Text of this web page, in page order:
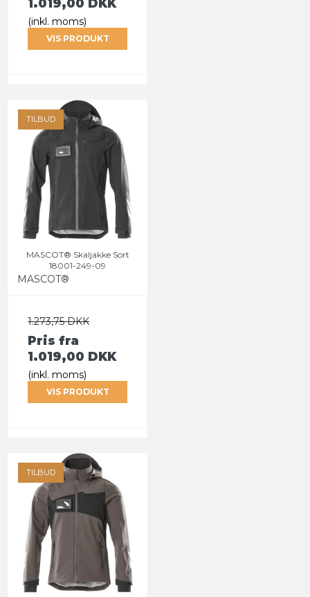
(inkl. moms)
VIS PRODUKT
TILBUD
MASCOT® Skaljakke Sort
18001-249-09
MASCOT®
1.273,75 DKK
Pris fra
1.019,00 DKK
(inkl. moms)
VIS PRODUKT
TILBUD